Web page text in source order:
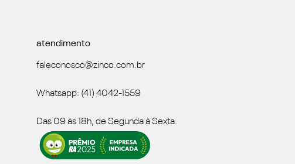
atendimento
faleconosco@zinco.com.br
Whatsapp: (41) 4042-1559
Das 09 às 18h, de Segunda à Sexta.